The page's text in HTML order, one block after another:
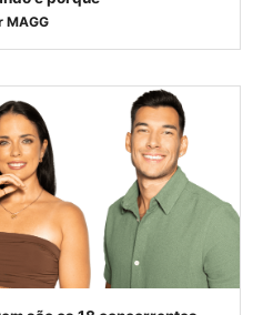
MAGG